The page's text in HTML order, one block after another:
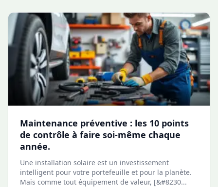
Maintenance préventive : les 10 points
de contrôle à faire soi-même chaque
année.
Une installation solaire est un investissement
intelligent pour votre portefeuille et pour la planète.
Mais comme tout équipement de valeur, [&#8230...